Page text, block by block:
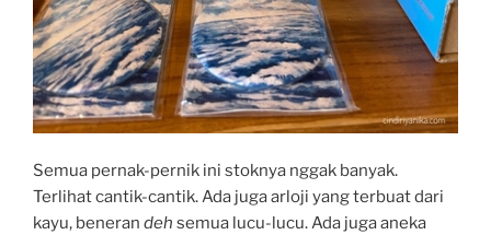
Semua pernak-pernik ini stoknya nggak banyak.
Terlihat cantik-cantik. Ada juga arloji yang terbuat dari
kayu, beneran deh semua lucu-lucu. Ada juga aneka